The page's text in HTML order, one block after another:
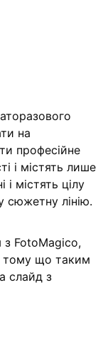
на
професійне
і містять лише
містять цілу
сюжетну лінію.
з FotoMagico,
тому що таким
слайд з